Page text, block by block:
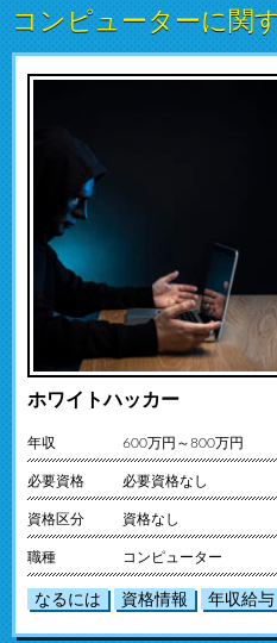
コンピューターに関
ホワイトハッカー
年収 600万円～800万円
必要資格 必要資格なし
資格区分 資格なし
職種 コンピューター
なるには 資格情報 年収給与